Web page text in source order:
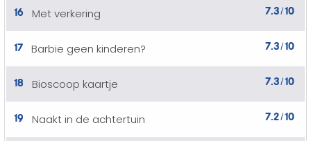
16 Met verkering 7.3/10
17 Barbie geen kinderen? 7.3/10
18 Bioscoop kaartje 7.3/10
19 Naakt in de achtertuin 7.2/10